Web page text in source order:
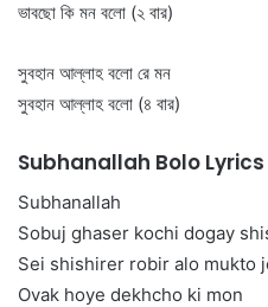
ভাবছো কি মন বলো (২ বার)
সুবহান আল্লাহ বলো রে মন
সুবহান আল্লাহ বলো (৪ বার)
Subhanallah Bolo Lyrics
Subhanallah
Sobuj ghaser kochi dogay
Sei shishirer robir alo mukto
Ovak hoye dekhcho ki mon